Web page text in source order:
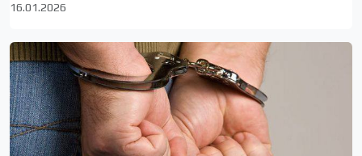
16.01.2026